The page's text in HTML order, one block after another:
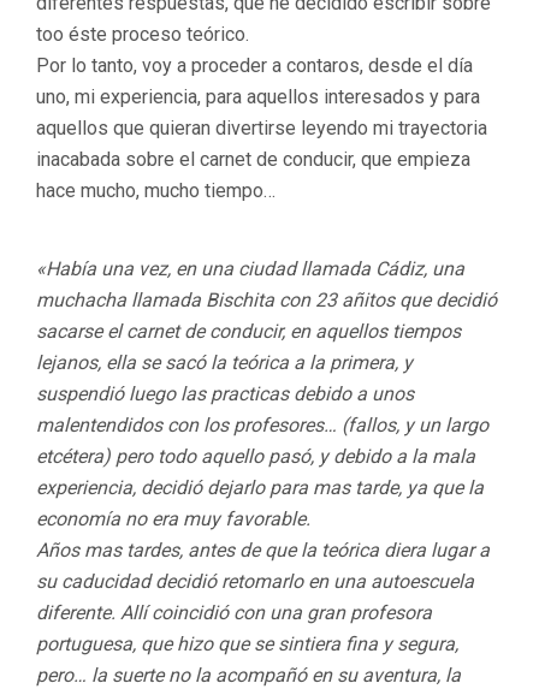
too éste proceso teórico.
Por lo tanto, voy a proceder a contaros, desde el día
uno, mi experiencia, para aquellos interesados y para
aquellos que quieran divertirse leyendo mi trayectoria
inacabada sobre el carnet de conducir, que empieza
hace mucho, mucho tiempo…
«Había una vez, en una ciudad llamada Cádiz, una
muchacha llamada Bischita con 23 añitos que decidió
sacarse el carnet de conducir, en aquellos tiempos
lejanos, ella se sacó la teórica a la primera, y
suspendió luego las practicas debido a unos
malentendidos con los profesores… (fallos, y un largo
etcétera) pero todo aquello pasó, y debido a la mala
experiencia, decidió dejarlo para mas tarde, ya que la
economía no era muy favorable.
Años mas tardes, antes de que la teórica diera lugar a
su caducidad decidió retomarlo en una autoescuela
diferente. Allí coincidió con una gran profesora
portuguesa, que hizo que se sintiera fina y segura,
pero… la suerte no la acompañó en su aventura, la